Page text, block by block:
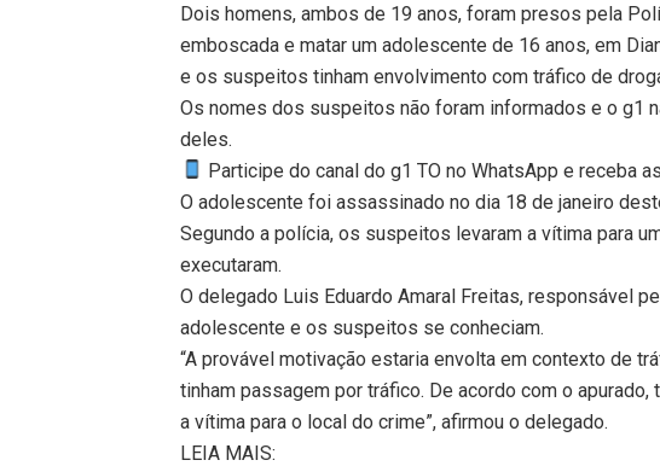
Dois homens, ambos de 19 anos, foram presos pela
emboscada e matar um adolescente de 16 anos, em
e os suspeitos tinham envolvimento com tráfico de
Os nomes dos suspeitos não foram informados e o g1
deles.
Participe do canal do g1 TO no WhatsApp e receba
O adolescente foi assassinado no dia 18 de janeiro
Segundo a polícia, os suspeitos levaram a vítima para
executaram.
O delegado Luis Eduardo Amaral Freitas, responsável
adolescente e os suspeitos se conheciam.
“A provável motivação estaria envolta em contexto de
tinham passagem por tráfico. De acordo com o
a vítima para o local do crime”, afirmou o delegado.
LEIA MAIS: